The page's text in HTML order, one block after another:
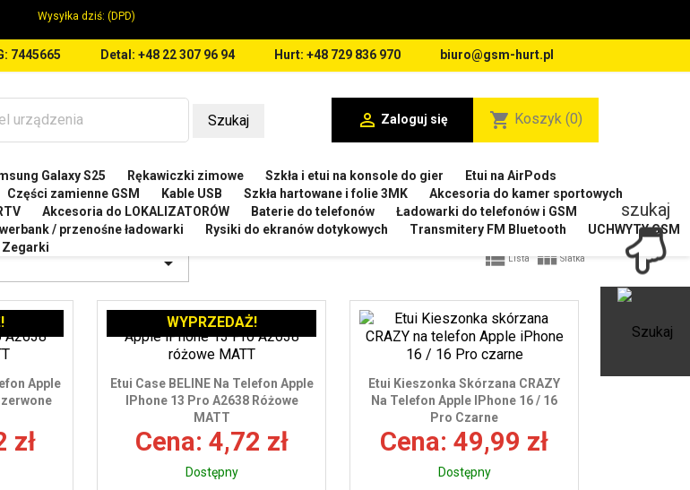
Wysyłka dziś: (DPD)
7445665 Detal: +48 22 307 96 94 Hurt: +48 729 836 970 biuro@gsm-hurt.pl
Szukaj  Zaloguj się shopping_cart Koszyk (0)
Galaxy S25 Rękawiczki zimowe Szkła i etui na konsole do gier
Etui na AirPods
Części zamienne GSM Kable USB Szkła hartowane i folie 3MK
Akcesoria do kamer sportowych
Akcesoria do LOKALIZATORÓW Baterie do telefonów
Ładowarki do telefonów i GSM
/ przenośne ładowarki Rysiki do ekranów dotykowych Transmitery FM Bluetooth
UCHWYTY GSM
Zegarki
Pro A2638 A2639
PRO A2638 A2639
  Lista  Siatka
Apple
zł
Etui Case BELINE Na Telefon Apple
IPhone 13 Pro A2638 Różowe
MATT
Cena: 4,72 zł
Dostępny
WYPRZEDAŻ!
Etui Kieszonka Skórzana CRAZY
Na Telefon Apple IPhone 16 / 16
Pro Czarne
Cena: 49,99 zł
Dostępny
szukaj